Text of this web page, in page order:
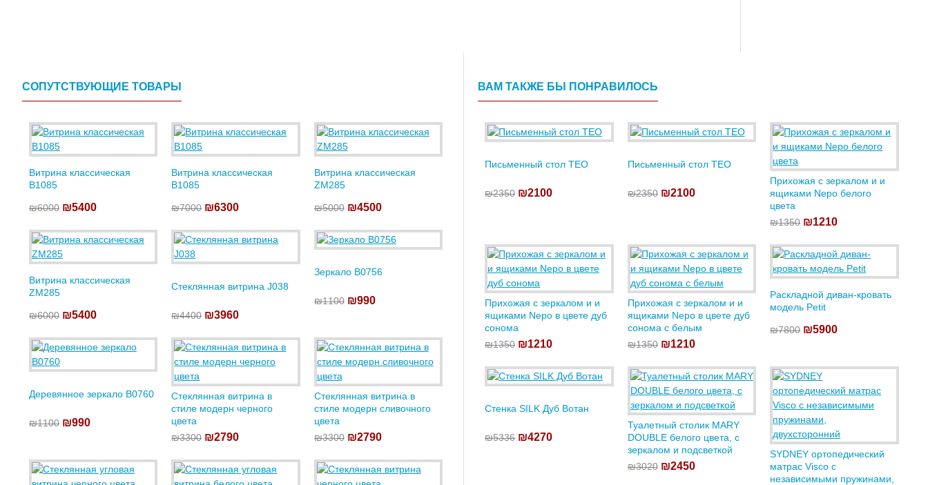
СОПУТСТВУЮЩИЕ ТОВАРЫ
Витрина классическая
B1085
₪6000 ₪5400
Витрина классическая
B1085
₪7000 ₪6300
Витрина классическая
ZM285
₪5000 ₪4500
Витрина классическая
ZM285
₪6000 ₪5400
Стеклянная витрина J038
₪4400 ₪3960
Зеркало B0756
₪1100 ₪990
Деревянное зеркало B0760
₪1100 ₪990
Стеклянная витрина в
стиле модерн черного
цвета
₪3300 ₪2790
Стеклянная витрина в
стиле модерн сливочного
цвета
₪3300 ₪2790
ВАМ ТАКЖЕ БЫ ПОНРАВИЛОСЬ
Письменный стол TEO
₪2350 ₪2100
Письменный стол TEO
₪2350 ₪2100
Прихожая с зеркалом и и
ящиками Nepo белого
цвета
₪1350 ₪1210
Прихожая с зеркалом и и
ящиками Nepo в цвете дуб
сонома
₪1350 ₪1210
Прихожая с зеркалом и и
ящиками Nepo в цвете дуб
сонома с белым
₪1350 ₪1210
Раскладной диван-кровать
модель Petit
₪7800 ₪5900
Стенка SILK Дуб Вотан
₪5336 ₪4270
Туалетный столик MARY
DOUBLE белого цвета, с
зеркалом и подсветкой
₪3020 ₪2450
SYDNEY ортопедический
матрас Visco с
независимыми пружинами,